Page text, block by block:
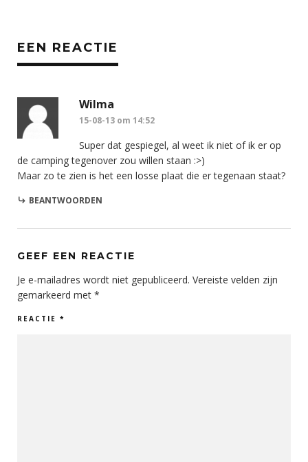
EEN REACTIE
Wilma
15-08-13 om 14:52
Super dat gespiegel, al weet ik niet of ik er op
de camping tegenover zou willen staan :>)
Maar zo te zien is het een losse plaat die er tegenaan staat?
BEANTWOORDEN
GEEF EEN REACTIE
Je e-mailadres wordt niet gepubliceerd. Vereiste velden zijn
gemarkeerd met *
REACTIE *